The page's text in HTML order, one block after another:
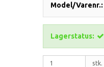
Model/Varenr.:
Lagerstatus:
stk.